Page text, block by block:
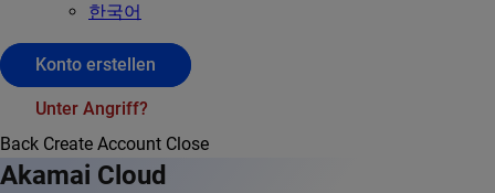
한국어
Konto erstellen
Unter Angriff?
Back Create Account Close
Akamai Cloud